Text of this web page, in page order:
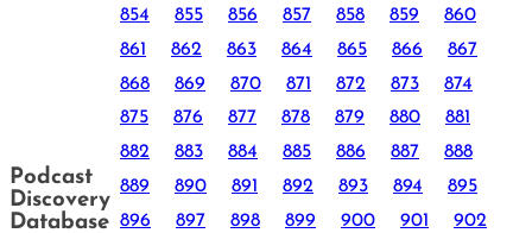
Podcast
Discovery
Database
854
855 856 857 858 859
860
861
862 863 864 865 866
867
868
869 870 871 872 873
874
875
876 877 878 879 880
881
882
883 884 885 886 887
888
889
890 891 892 893 894
895
896
897 898 899 900 901
902